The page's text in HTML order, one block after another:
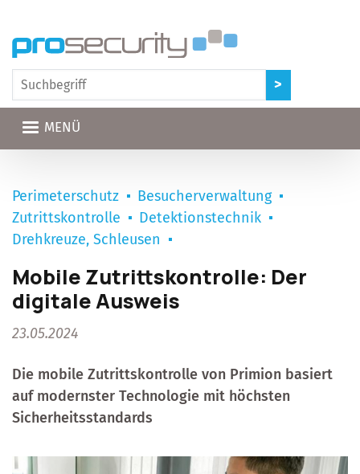
MENÜ
Perimeterschutz
Besucherverwaltung
Zutrittskontrolle
Detektionstechnik
Drehkreuze, Schleusen
Mobile Zutrittskontrolle: Der
digitale Ausweis
23.05.2024
Die mobile Zutrittskontrolle von Primion basiert
auf modernster Technologie mit höchsten
Sicherheitsstandards